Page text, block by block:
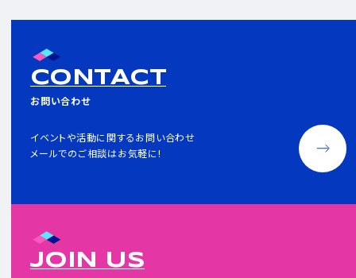
CONTACT
お問い合わせ
イベントや活動に関するお問い合わせ
メールでのご相談はお気軽に!
JOIN US